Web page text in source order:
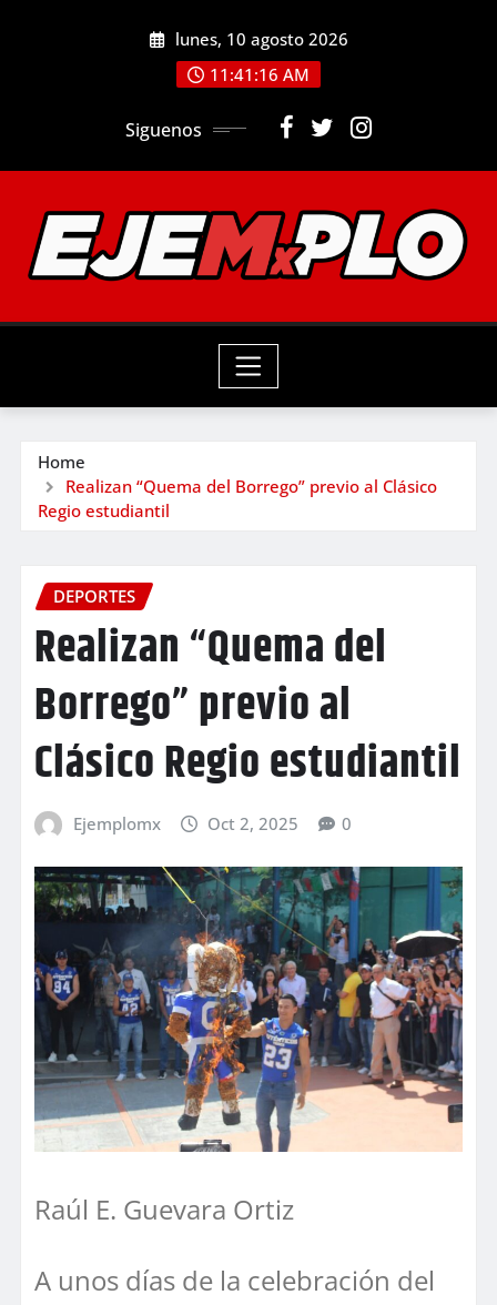
lunes, 10 agosto 2026
11:41:17 AM
Siguenos
Home
Realizan “Quema del Borrego” previo al Clásico
Regio estudiantil
DEPORTES
Realizan “Quema del
Borrego” previo al
Clásico Regio estudiantil
Ejemplomx Oct 2, 2025 0
Raúl E. Guevara Ortiz
A unos días de la celebración del